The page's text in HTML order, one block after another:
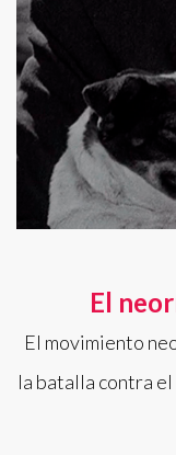
El
El movimiento
la batalla contra